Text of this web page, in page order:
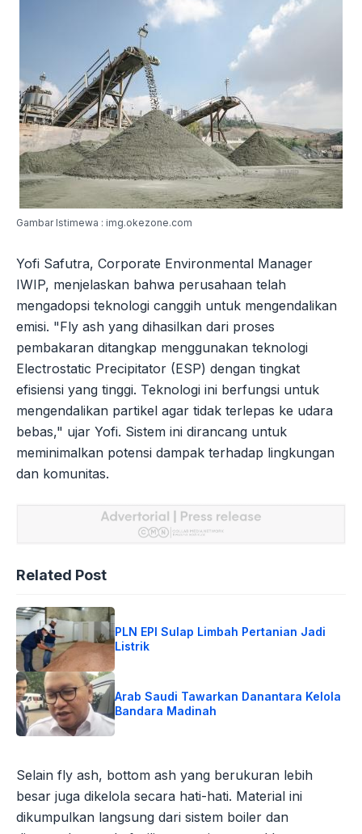
Gambar Istimewa : img.okezone.com
Yofi Safutra, Corporate Environmental Manager
IWIP, menjelaskan bahwa perusahaan telah
mengadopsi teknologi canggih untuk mengendalikan
emisi. "Fly ash yang dihasilkan dari proses
pembakaran ditangkap menggunakan teknologi
Electrostatic Precipitator (ESP) dengan tingkat
efisiensi yang tinggi. Teknologi ini berfungsi untuk
mengendalikan partikel agar tidak terlepas ke udara
bebas," ujar Yofi. Sistem ini dirancang untuk
meminimalkan potensi dampak terhadap lingkungan
dan komunitas.
Related Post
PLN EPI Sulap Limbah Pertanian Jadi
Listrik
Arab Saudi Tawarkan Danantara Kelola
Bandara Madinah
Selain fly ash, bottom ash yang berukuran lebih
besar juga dikelola secara hati-hati. Material ini
dikumpulkan langsung dari sistem boiler dan